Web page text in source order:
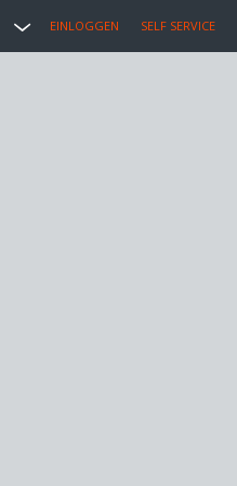
EINLOGGEN SELF SERVICE